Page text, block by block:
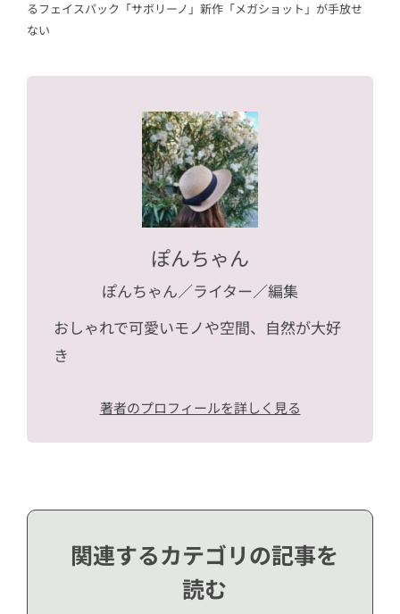
るフェイスパック「サボリーノ」新作「メガショット」が手放せ
ない
ぽんちゃん
ぽんちゃん／ライター／編集
おしゃれで可愛いモノや空間、自然が大好
き
著者のプロフィールを詳しく見る
関連するカテゴリの記事を
読む